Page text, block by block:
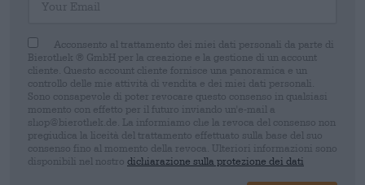
Acconsento al trattamento dei miei dati personali da parte di
Bierothek ® GmbH per la creazione e la gestione di un account
cliente. Questo account cliente fornisce una panoramica e un
controllo delle mie attività di vendita e dei miei dati personali.
Sono consapevole di poter revocare questo consenso in qualsiasi
momento con effetto per il futuro inviando un'e-mail a
shop@bierothek.de. La informiamo che la revoca del consenso non
pregiudica la liceità del trattamento effettuato sulla base del suo
consenso fino al momento della revoca. Ulteriori informazioni sono
disponibili nel nostro dichiarazione sulla protezione dei dati